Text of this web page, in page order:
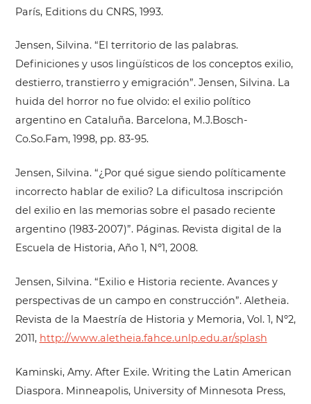
París, Editions du CNRS, 1993.
Jensen, Silvina. “El territorio de las palabras.
Definiciones y usos lingüísticos de los conceptos exilio,
destierro, transtierro y emigración”. Jensen, Silvina. La
huida del horror no fue olvido: el exilio político
argentino en Cataluña. Barcelona, M.J.Bosch-
Co.So.Fam, 1998, pp. 83-95.
Jensen, Silvina. “¿Por qué sigue siendo políticamente
incorrecto hablar de exilio? La dificultosa inscripción
del exilio en las memorias sobre el pasado reciente
argentino (1983-2007)”. Páginas. Revista digital de la
Escuela de Historia, Año 1, Nº1, 2008.
Jensen, Silvina. “Exilio e Historia reciente. Avances y
perspectivas de un campo en construcción”. Aletheia.
Revista de la Maestría de Historia y Memoria, Vol. 1, Nº2,
2011, http://www.aletheia.fahce.unlp.edu.ar/splash
Kaminski, Amy. After Exile. Writing the Latin American
Diaspora. Minneapolis, University of Minnesota Press,